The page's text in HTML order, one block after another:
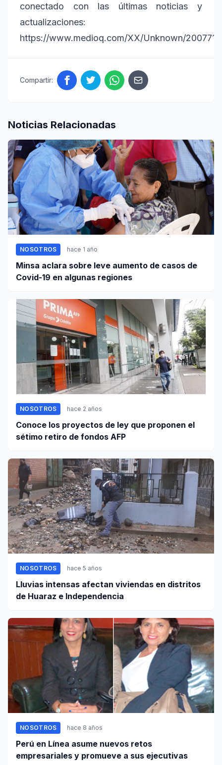
conectado con las últimas noticias y
actualizaciones:
https://www.medioq.com/XX/Unknown/
Compartir:
Noticias Relacionadas
NOSOTROS hace 1 año
Minsa aclara sobre leve aumento de casos de
Covid-19 en algunas regiones
NOSOTROS hace 2 años
Conoce los proyectos de ley que proponen el
sétimo retiro de fondos AFP
NOSOTROS hace 5 años
Lluvias intensas afectan viviendas en distritos
de Huaraz e Independencia
NOSOTROS hace 8 años
Perú en Línea asume nuevos retos
empresariales y promueve a sus ejecutivas